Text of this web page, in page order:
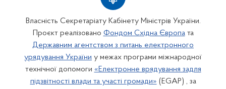
Власність Секретаріату Кабінету Міністрів України.
Проєкт реалізовано Фондом Східна Європата
Державним агентством з питань електронного
урядування України у межах програми міжнародної
технічної допомоги «Електронне врядування задля
підзвітності влади та участі громади» (EGAP) , за